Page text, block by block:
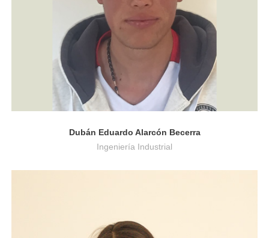
Dubán Eduardo Alarcón Becerra
Ingeniería Industrial